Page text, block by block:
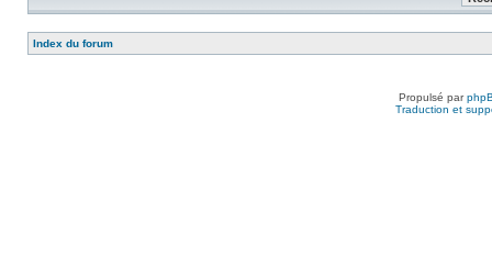
Index du forum
Propulsé par
Traduction et